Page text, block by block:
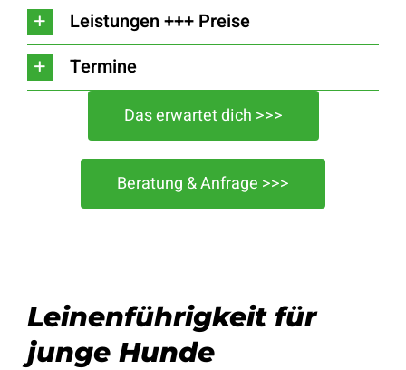
Leistungen +++ Preise
Termine
Das erwartet dich >>>
Beratung & Anfrage >>>
Leinenführigkeit für
junge Hunde